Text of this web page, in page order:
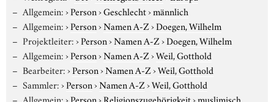
Allgemein:›Person›Geschlecht›männlich
Allgemein:›Person›Namen A-Z›Doegen, Wilhelm
Projektleiter:›Person›Namen A-Z›Doegen, Wilhelm
Allgemein:›Person›Namen A-Z›Weil, Gotthold
Bearbeiter:›Person›Namen A-Z›Weil, Gotthold
Sammler:›Person›Namen A-Z›Weil, Gotthold
Allgemein:›Person›Religionszugehörigkeit›muslimisch